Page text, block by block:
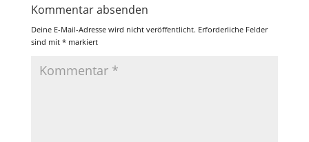
Kommentar absenden
Deine E-Mail-Adresse wird nicht veröffentlicht. Erforderliche Felder
sind mit *markiert